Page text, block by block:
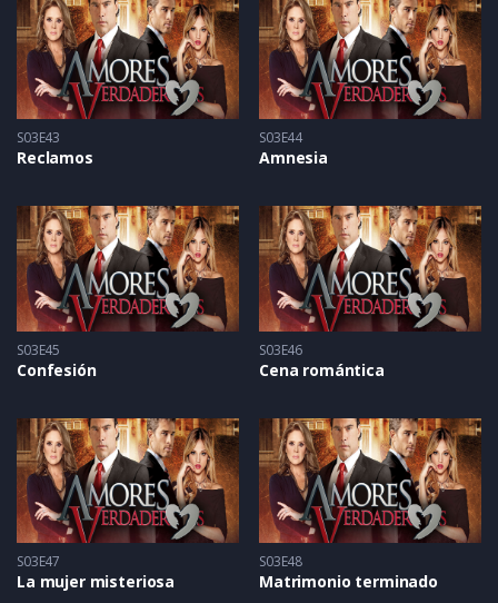
S03E43
Reclamos
S03E44
Amnesia
S03E45
Confesión
S03E46
Cena romántica
S03E47
La mujer misteriosa
S03E48
Matrimonio terminado